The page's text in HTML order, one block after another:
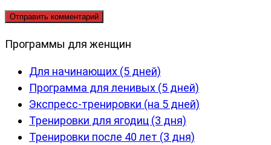
Программы для женщин
Для начинающих (5 дней)
Программа для ленивых (5 дней)
Экспресс-тренировки (на 5 дней)
Тренировки для ягодиц (3 дня)
Тренировки после 40 лет (3 дня)